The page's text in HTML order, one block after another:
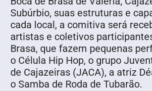
Subúrbio, suas estruturas e
cada local, a comitiva será
artistas e coletivos
Brasa, que fazem pequenas
o Célula Hip Hop, o grupo
de Cajazeiras (JACA), a atriz
o Samba de Roda de Tubarão.